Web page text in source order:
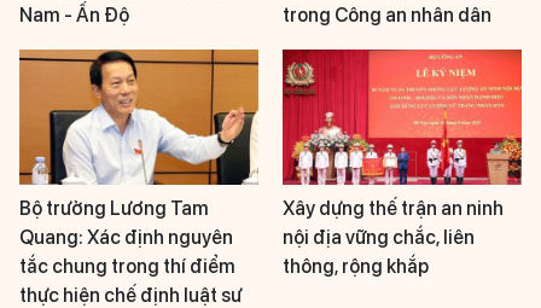
Nam - Ấn Độ
trong Công an nhân dân
Bộ trưởng Lương Tam
Quang: Xác định nguyên
tắc chung trong thí điểm
thực hiện chế định luật sư
Xây dựng thế trận an ninh
nội địa vững chắc, liên
thông, rộng khắp